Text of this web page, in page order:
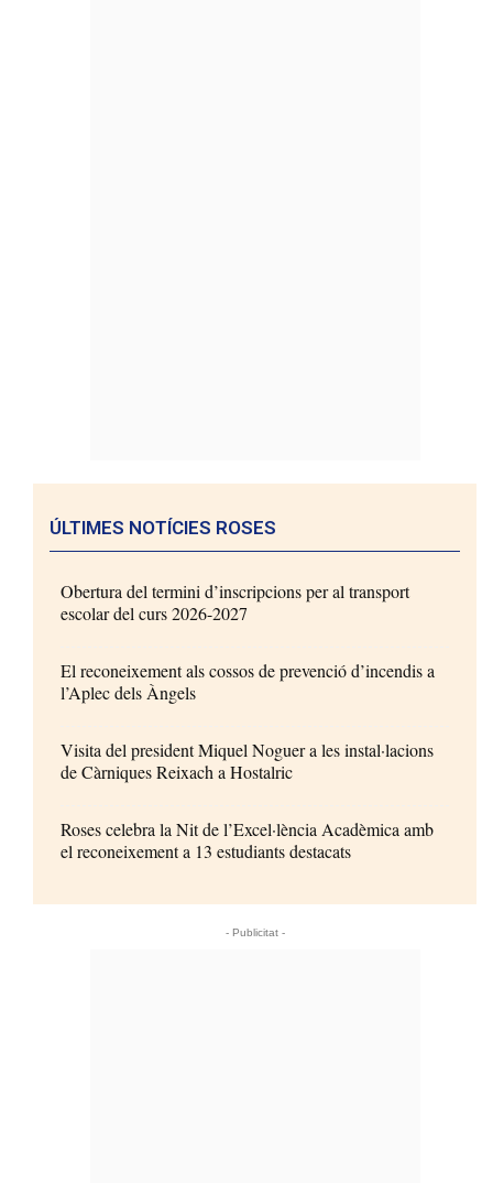
ÚLTIMES NOTÍCIES ROSES
Obertura del termini d’inscripcions per al transport
escolar del curs 2026-2027
El reconeixement als cossos de prevenció d’incendis a
l’Aplec dels Àngels
Visita del president Miquel Noguer a les instal·lacions
de Càrniques Reixach a Hostalric
Roses celebra la Nit de l’Excel·lència Acadèmica amb
el reconeixement a 13 estudiants destacats
- Publicitat -